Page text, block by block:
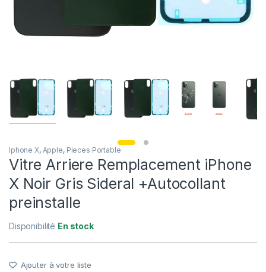
Iphone X, Apple, Pieces Portable
Vitre Arriere Remplacement iPhone
X Noir Gris Sideral +Autocollant
preinstalle
Disponibilité En stock
Ajouter à votre liste